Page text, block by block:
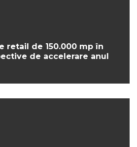
retail de 150.000 mp în
de accelerare anul